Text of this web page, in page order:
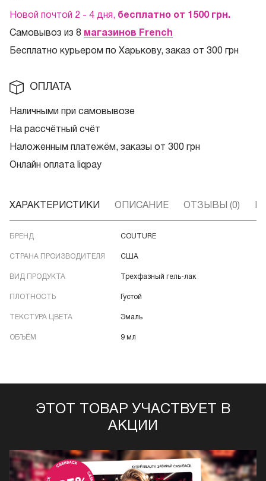
Новой почтой 2 - 4 дня, бесплатно от 1500 грн.
Самовывоз из 8 магазинов French
Бесплатно курьером по Харькову, заказ от 300 грн
ОПЛАТА
Наличными при самовывозе
На рассчётный счёт
Наложенным платежём, заказы от 300 грн
Онлайн оплата liqpay
ХАРАКТЕРИСТИКИ ОПИСАНИЕ ОТЗЫВЫ (0)
БРЕНД COUTURE
СТРАНА ПРОИЗВОДИТЕЛЯ США
ВИД ПРОДУКТА Трехфазный гель-лак
ПЛОТНОСТЬ Густой
ТЕКСТУРА ЦВЕТА Эмаль
ОБЪЁМ 9 мл
ЭТОТ ТОВАР УЧАСТВУЕТ В
АКЦИИ